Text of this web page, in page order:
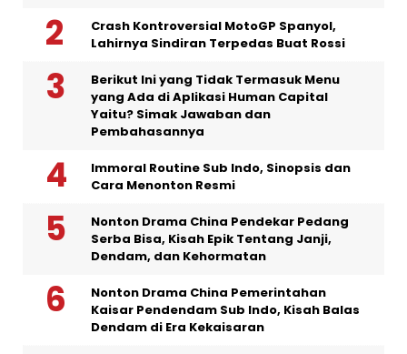
Crash Kontroversial MotoGP Spanyol,
Lahirnya Sindiran Terpedas Buat Rossi
Berikut Ini yang Tidak Termasuk Menu
yang Ada di Aplikasi Human Capital
Yaitu? Simak Jawaban dan
Pembahasannya
Immoral Routine Sub Indo, Sinopsis dan
Cara Menonton Resmi
Nonton Drama China Pendekar Pedang
Serba Bisa, Kisah Epik Tentang Janji,
Dendam, dan Kehormatan
Nonton Drama China Pemerintahan
Kaisar Pendendam Sub Indo, Kisah Balas
Dendam di Era Kekaisaran